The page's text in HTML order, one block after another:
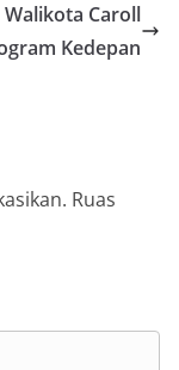
Walikota Caroll
Kedepan
Ruas